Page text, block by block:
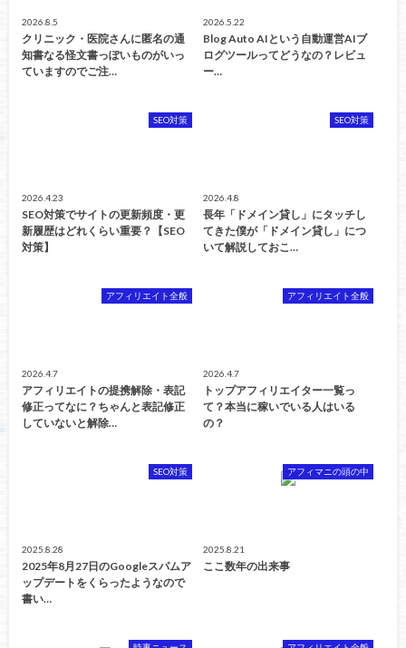
2026.8.5
クリニック・医院さんに匿名の通
知書なる怪文書っぽいものがいっ
ていますのでご注…
2026.5.22
Blog Auto AIという自動運営AIブ
ログツールってどうなの？レビュ
ー…
SEO対策
2026.4.23
SEO対策でサイトの更新頻度・更
新履歴はどれくらい重要？【SEO
対策】
SEO対策
2026.4.8
長年「ドメイン貸し」にタッチし
てきた僕が「ドメイン貸し」につ
いて解説しておこ…
アフィリエイト全般
2026.4.7
アフィリエイトの提携解除・表記
修正ってなに？ちゃんと表記修正
していないと解除…
アフィリエイト全般
2026.4.7
トップアフィリエイター一覧っ
て？本当に稼いでいる人はいる
の？
SEO対策
2025.8.28
2025年8月27日のGoogleスパムア
ップデートをくらったようなので
書い…
アフィマニの頭の中
2025.8.21
ここ数年の出来事